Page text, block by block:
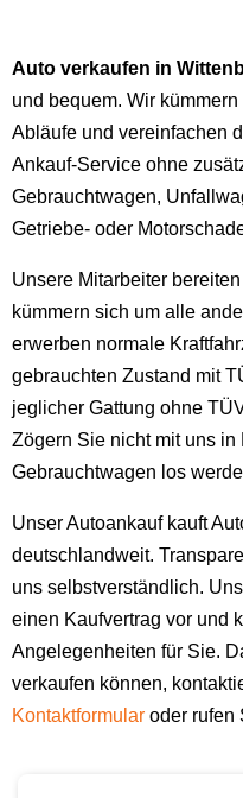
Auto verkaufen in
und bequem. Wir
Abläufe und vereinfachen
Ankauf-Service ohne
Gebrauchtwagen,
Getriebe- oder
Unsere Mitarbeiter
kümmern sich um alle
erwerben normale
gebrauchten Zustand mit
jeglicher Gattung ohne
Zögern Sie nicht mit uns in
Gebrauchtwagen los
Unser Autoankauf kauft
deutschlandweit.
uns selbstverständlich.
einen Kaufvertrag vor und
Angelegenheiten für Sie.
verkaufen können,
Kontaktformular oder rufen